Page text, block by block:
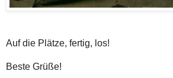
Auf die Plätze, fertig, los!
Beste Grüße!